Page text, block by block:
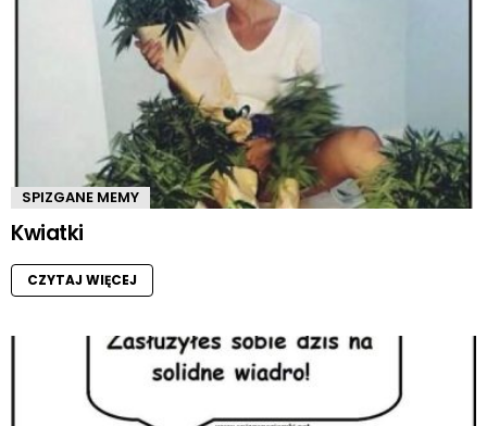
SPIZGANE MEMY
Kwiatki
CZYTAJ WIĘCEJ